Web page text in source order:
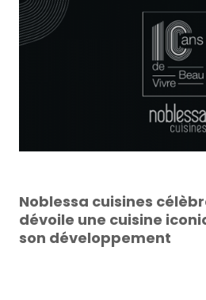
Noblessa cuisines
dévoile une cuisine
son développement